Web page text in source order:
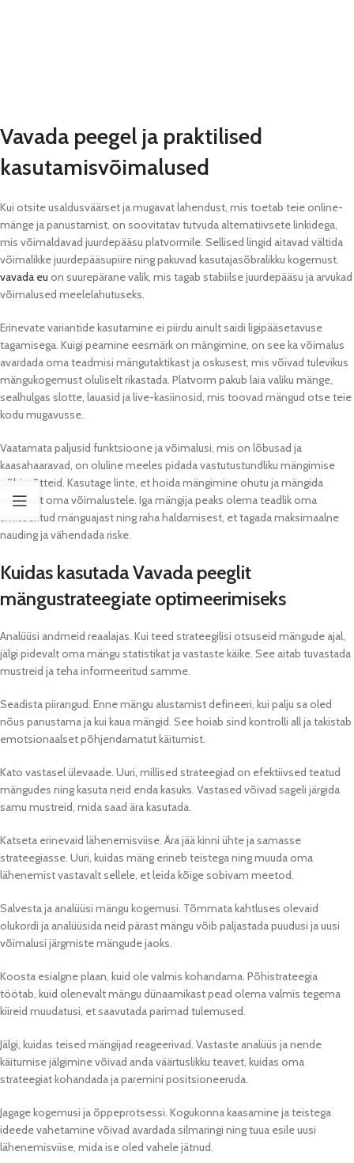
Vavada peegel ja praktilised
kasutamisvõimalused
Kui otsite usaldusväärset ja mugavat lahendust, mis toetab teie online-
mänge ja panustamist, on soovitatav tutvuda alternatiivsete linkidega,
mis võimaldavad juurdepääsu platvormile. Sellised lingid aitavad vältida
võimalikke juurdepääsupiire ning pakuvad kasutajasõbralikku kogemust.
vavada eu on suurepärane valik, mis tagab stabiilse juurdepääsu ja arvukad
võimalused meelelahutuseks.
Erinevate variantide kasutamine ei piirdu ainult saidi ligipääsetavuse
tagamisega. Kuigi peamine eesmärk on mängimine, on see ka võimalus
avardada oma teadmisi mängutaktikast ja oskusest, mis võivad tulevikus
mängukogemust oluliselt rikastada. Platvorm pakub laia valiku mänge,
sealhulgas slotte, lauasid ja live-kasiinosid, mis toovad mängud otse teie
kodu mugavusse.
Vaatamata paljusid funktsioone ja võimalusi, mis on lõbusad ja
kaasahaaravad, on oluline meeles pidada vastutustundliku mängimise
põhimõtteid. Kasutage linte, et hoida mängimine ohutu ja mängida
vastavalt oma võimalustele. Iga mängija peaks olema teadlik oma
limiteeritud mänguajast ning raha haldamisest, et tagada maksimaalne
nauding ja vähendada riske.
Kuidas kasutada Vavada peeglit
mängustrateegiate optimeerimiseks
Analüüsi andmeid reaalajas. Kui teed strateegilisi otsuseid mängude ajal,
jälgi pidevalt oma mängu statistikat ja vastaste käike. See aitab tuvastada
mustreid ja teha informeeritud samme.
Seadista piirangud. Enne mängu alustamist defineeri, kui palju sa oled
nõus panustama ja kui kaua mängid. See hoiab sind kontrolli all ja takistab
emotsionaalset põhjendamatut käitumist.
Kato vastasel ülevaade. Uuri, millised strateegiad on efektiivsed teatud
mängudes ning kasuta neid enda kasuks. Vastased võivad sageli järgida
samu mustreid, mida saad ära kasutada.
Katseta erinevaid lähenemisviise. Ära jää kinni ühte ja samasse
strateegiasse. Uuri, kuidas mäng erineb teistega ning muuda oma
lähenemist vastavalt sellele, et leida kõige sobivam meetod.
Salvesta ja analüüsi mängu kogemusi. Tõmmata kahtluses olevaid
olukordi ja analüüsida neid pärast mängu võib paljastada puudusi ja uusi
võimalusi järgmiste mängude jaoks.
Koosta esialgne plaan, kuid ole valmis kohandama. Põhistrateegia
töötab, kuid olenevalt mängu dünaamikast pead olema valmis tegema
kiireid muudatusi, et saavutada parimad tulemused.
Jälgi, kuidas teised mängijad reageerivad. Vastaste analüüs ja nende
käitumise jälgimine võivad anda väärtuslikku teavet, kuidas oma
strateegiat kohandada ja paremini positsioneeruda.
Jagage kogemusi ja õppeprotsessi. Kogukonna kaasamine ja teistega
ideede vahetamine võivad avardada silmaringi ning tuua esile uusi
lähenemisviise, mida ise oled vahele jätnud.